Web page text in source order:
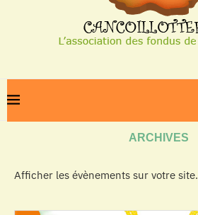
ARCHIVES
Afficher les évènements sur votre site.